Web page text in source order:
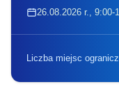
26.08.2026 r., 9:00-
Liczba miejsc